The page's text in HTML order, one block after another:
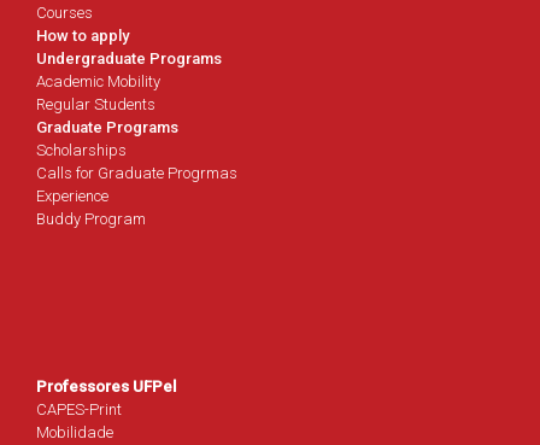
Courses
How to apply
Undergraduate Programs
Academic Mobility
Regular Students
Graduate Programs
Scholarships
Calls for Graduate Progrmas
Experience
Buddy Program
Professores UFPel
CAPES-Print
Mobilidade